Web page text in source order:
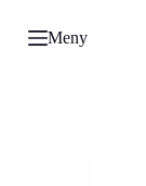
Meny